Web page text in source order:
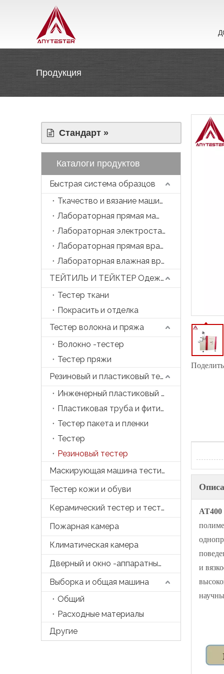
Продукция
Стандарт »
Каталоги продуктов
Быстрая система образцов
Ткачество и вязание машина
Лабораторная прямая машина
Лабораторная электростатическая прядильная машина
Лабораторная прямая вращающаяся машина
Лабораторная влажная вращающаяся машина
ТЕЙТИЛЬ И ТЕЙКТЕР Одежда
Тестер ткани
Покрасить и отделка
Тестер волокна и пряжа
Волокно -тестер
Тестер пряжи
Резиновый и пластиковый тестер
Инженерный пластиковый тестер
Пластиковая труба и фитинга тестер
Тестер пакета и пленки
Тестер
Резиновый тестер
Маскирующая машина тестирования
Тестер кожи и обуви
Керамический тестер и тесто
Пожарная камера
Климатическая камера
Дверный и окно -аппаратный тестер
Выборка и общая машина
Общий
Расходные материалы
Другие
и